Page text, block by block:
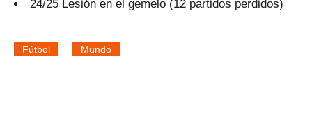
24/25 Lesión en el gemelo (12 partidos perdidos)
Fútbol Mundo